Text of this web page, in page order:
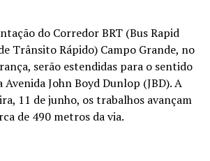
do Corredor BRT (Bus Rapid
Trânsito Rápido) Campo Grande, no
serão estendidas para o sentido
John Boyd Dunlop (JBD). A
11 de junho, os trabalhos avançam
de 490 metros da via.